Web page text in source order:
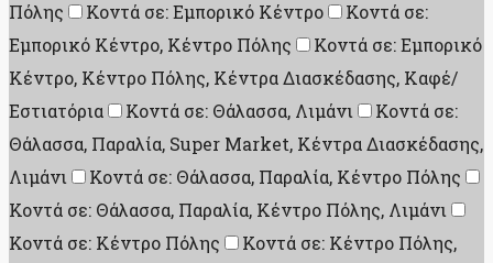
Πόλης Κοντά σε: Εμπορικό Κέντρο
Κοντά σε:
Εμπορικό Κέντρο, Κέντρο Πόλης
Κοντά σε: Εμπορικό
Κέντρο, Κέντρο Πόλης, Κέντρα Διασκέδασης, Καφέ/
Εστιατόρια
Κοντά σε: Θάλασσα, Λιμάνι
Κοντά σε:
Θάλασσα, Παραλία, Super Market, Κέντρα Διασκέδασης,
Λιμάνι
Κοντά σε: Θάλασσα, Παραλία, Κέντρο Πόλης
Κοντά σε: Θάλασσα, Παραλία, Κέντρο Πόλης, Λιμάνι
Κοντά σε: Κέντρο Πόλης
Κοντά σε: Κέντρο Πόλης,